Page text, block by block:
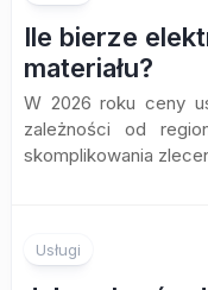
Ile bierze
materiału?
W 2026 roku ceny
zależności od
skomplikowania
Usługi